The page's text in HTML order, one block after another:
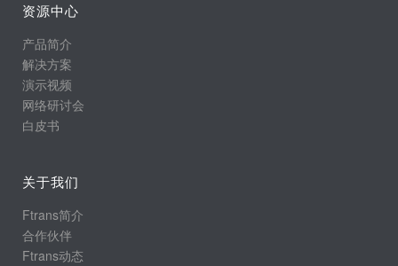
资源中心
产品简介
解决方案
演示视频
网络研讨会
白皮书
关于我们
Ftrans简介
合作伙伴
Ftrans动态